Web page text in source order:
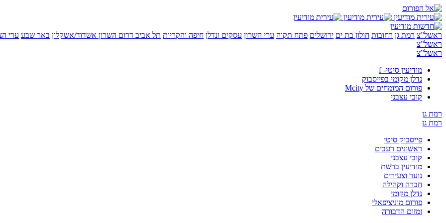
ראשל”צ רמת גן רחובות חולון בת ים ירושלים פתח תקוה ערי השרון עסקים ונדלן חיפה והקריות תל אביב דרום השרון אשדוד/אשקלון באר שבע ערי
ראשל”צ
ראשל”צ
מודיעין סיטי- f
נדלן מקומי בפייסבוק
פורום המומחים של Mcity
קובי עצבני
רמת גן
רמת גן
פייסבוק סיטי
ראשונים רעבים
קובי עצבני
מודיעין ברשת
נוער וצעירים
חברה וקהילה
נדלן מקומי
פורום מוניציפאלי
זמזום הדבורה